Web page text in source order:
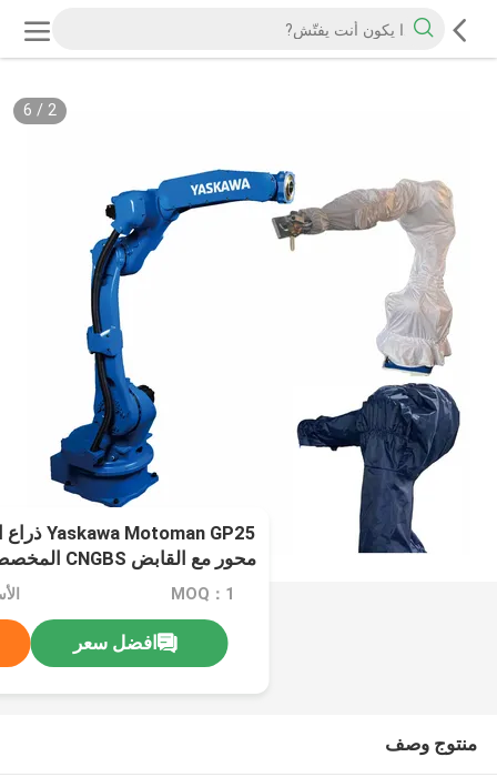
2
/
6
محور مع القابض CNGBS المخصص للتحميل والتفريغ
MOQ：1
افضل سعر
منتوج وصف